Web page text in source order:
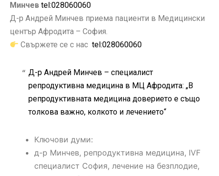
Минчев tel:028060060
Д-р Андрей Минчев приема пациенти в Медицински
център Афродита – София.
Свържете се с насtel:028060060
Д-р Андрей Минчев – специалист
репродуктивна медицина в МЦ Афродита: „В
репродуктивната медицина доверието е също
толкова важно, колкото и лечението“
Ключови думи:
д-р Минчев, репродуктивна медицина, IVF
специалист София, лечение на безплодие,